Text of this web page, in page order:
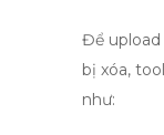
Để
bị xóa,
như: